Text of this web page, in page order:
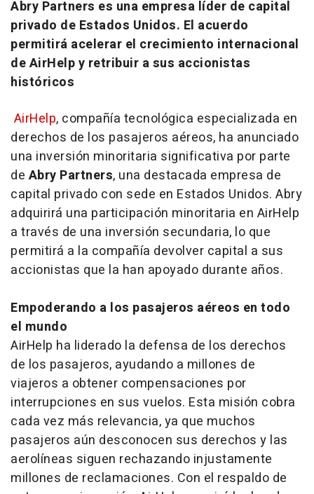
Abry Partners es una empresa líder de capital
privado de Estados Unidos. El acuerdo
permitirá acelerar el crecimiento internacional
de AirHelp y retribuir a sus accionistas
históricos
AirHelp, compañía tecnológica especializada en
derechos de los pasajeros aéreos, ha anunciado
una inversión minoritaria significativa por parte
de Abry Partners, una destacada empresa de
capital privado con sede en Estados Unidos. Abry
adquirirá una participación minoritaria en AirHelp
a través de una inversión secundaria, lo que
permitirá a la compañía devolver capital a sus
accionistas que la han apoyado durante años.
Empoderando a los pasajeros aéreos en todo
el mundo
AirHelp ha liderado la defensa de los derechos
de los pasajeros, ayudando a millones de
viajeros a obtener compensaciones por
interrupciones en sus vuelos. Esta misión cobra
cada vez más relevancia, ya que muchos
pasajeros aún desconocen sus derechos y las
aerolíneas siguen rechazando injustamente
millones de reclamaciones. Con el respaldo de